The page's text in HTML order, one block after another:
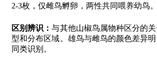
2-3枚，仅雌鸟孵卵，两性共同喂养幼鸟。
区别辨识：与其他山椒鸟属物种区分的
型和分布区域。雄鸟与雌鸟的颜色差异
同类识别。